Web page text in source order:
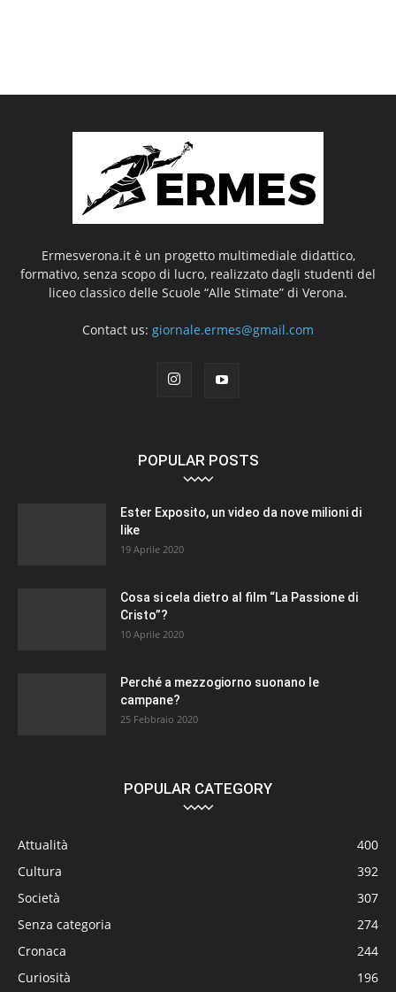
Ermesverona.it è un progetto multimediale didattico,
formativo, senza scopo di lucro, realizzato dagli studenti del
liceo classico delle Scuole “Alle Stimate” di Verona.
Contact us: giornale.ermes@gmail.com
POPULAR POSTS
Ester Exposito, un video da nove milioni di
like
19 Aprile 2020
Cosa si cela dietro al film “La Passione di
Cristo”?
10 Aprile 2020
Perché a mezzogiorno suonano le
campane?
25 Febbraio 2020
POPULAR CATEGORY
Attualità
400
Cultura
392
Società
307
Senza categoria
274
Cronaca
244
Curiosità
196